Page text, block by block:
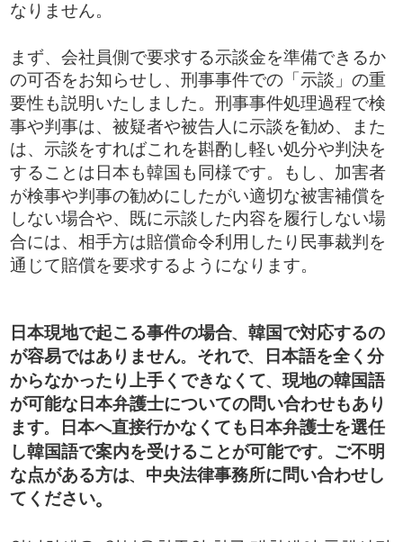
なりません。
まず、会社員側で要求する示談金を準備できるか
の可否をお知らせし、刑事事件での「示談」の重
要性も説明いたしました。刑事事件処理過程で検
事や判事は、被疑者や被告人に示談を勧め、また
は、示談をすればこれを斟酌し軽い処分や判決を
することは日本も韓国も同様です。もし、加害者
が検事や判事の勧めにしたがい適切な被害補償を
しない場合や、既に示談した内容を履行しない場
合には、相手方は賠償命令利用したり民事裁判を
通じて賠償を要求するようになります。
日本現地で起こる事件の場合、韓国で対応するの
が容易ではありません。それで、日本語を全く分
からなかったり上手くできなくて、現地の韓国語
が可能な日本弁護士についての問い合わせもあり
ます。日本へ直接行かなくても日本弁護士を選任
し韓国語で案内を受けることが可能です。ご不明
な点がある方は、中央法律事務所に問い合わせし
てください。